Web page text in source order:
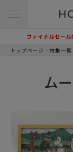
ファイナルセー
トップページ 特集一覧
ム